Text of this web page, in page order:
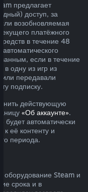
предлагает
доступ, за
возобновляемая
платёжного
в течение 48
если в течение
в одну из игр из
или передавали
подписку.
действующую
«Об аккаунте».
будет автоматически
к её контенту и
периода.
оборудование Steam и
срока и в